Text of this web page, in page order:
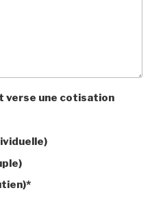
verse une cotisation